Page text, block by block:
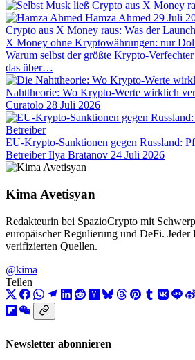
Hamza Ahmed 29 Juli
Crypto aus X Money raus: Was der
X Money ohne Kryptowährungen: nur
Warum selbst der größte Krypto-
das über…
Nahttheorie: Wo Krypto-Werte wirklich
Curatolo 28 Juli 2026
EU-Krypto-Sanktionen gegen Russland:
Betreiber Ilya Bratanov 24 Juli 2026
Kima Avetisyan
Redakteurin bei SpazioCrypto mit
europäischer Regulierung und DeFi. Jeder
verifizierten Quellen.
@kima
Teilen
Newsletter abonnieren